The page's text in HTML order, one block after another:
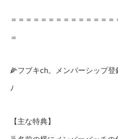
＝＝＝＝＝＝＝＝＝＝＝＝＝
＝
🌽フブキch。メンバーシップ
ﾉ
【主な特典】